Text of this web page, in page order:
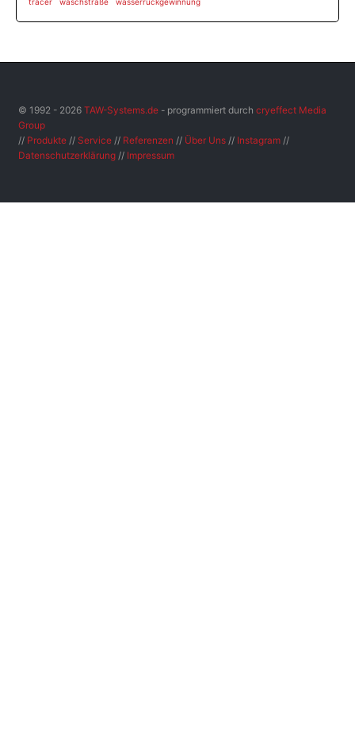
© 1992 - 2026TAW-Systems.de - programmiert durchcryeffect Media
Group
// Produkte // Service // Referenzen // Über Uns // Instagram //
Datenschutzerklärung // Impressum